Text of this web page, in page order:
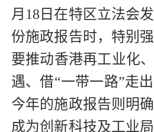
月18日在特区立法会
份施政报告时，特别
要推动香港再工业化
遇、借“一带一路”走
今年的施政报告则明
成为创新科技及工业